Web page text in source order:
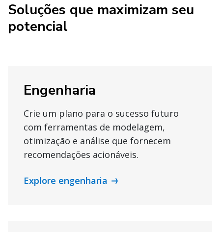
Soluções que maximizam seu
potencial
Engenharia
Crie um plano para o sucesso futuro
com ferramentas de modelagem,
otimização e análise que fornecem
recomendações acionáveis.
Explore engenharia